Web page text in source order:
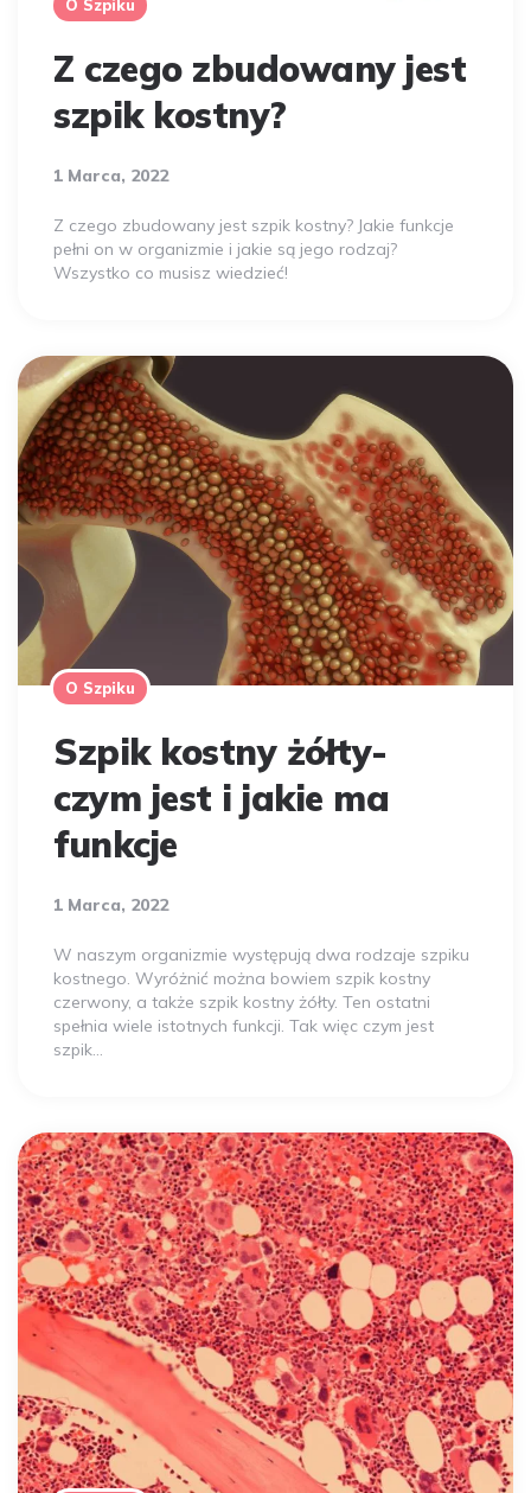
O Szpiku
Z czego zbudowany jest
szpik kostny?
1 Marca, 2022
Z czego zbudowany jest szpik kostny? Jakie funkcje
pełni on w organizmie i jakie są jego rodzaj?
Wszystko co musisz wiedzieć!
O Szpiku
Szpik kostny żółty-
czym jest i jakie ma
funkcje
1 Marca, 2022
W naszym organizmie występują dwa rodzaje szpiku
kostnego. Wyróżnić można bowiem szpik kostny
czerwony, a także szpik kostny żółty. Ten ostatni
spełnia wiele istotnych funkcji. Tak więc czym jest
szpik…